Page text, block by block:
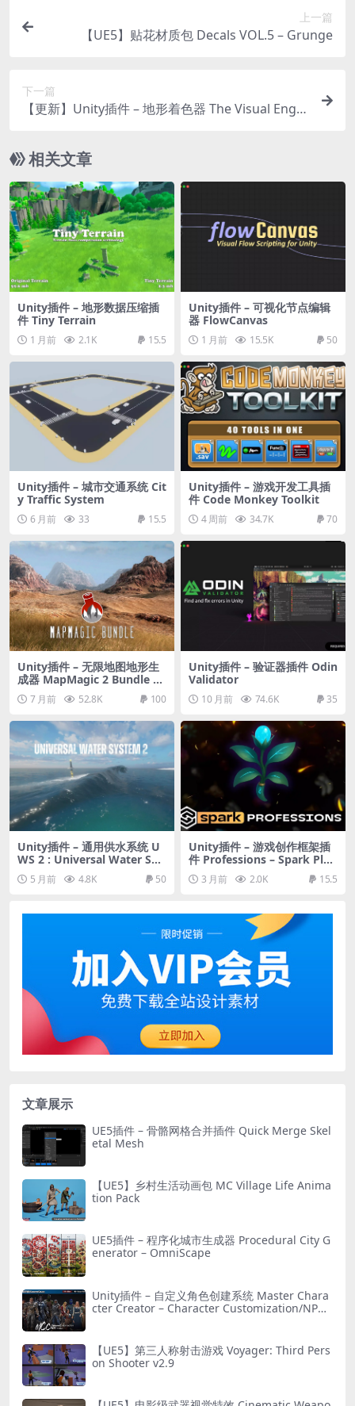
上一篇
【UE5】贴花材质包 Decals VOL.5 – Grunge
下一篇
【更新】Unity插件 – 地形着色器 The Visual Engin
相关文章
Unity插件 – 地形数据压缩插
件 Tiny Terrain
1 月前 2.1K 15.5
Unity插件 – 可视化节点编辑
器 FlowCanvas
1 月前 15.5K 50
Unity插件 – 城市交通系统 Cit
y Traffic System
6 月前 33 15.5
Unity插件 – 游戏开发工具插
件 Code Monkey Toolkit
4 周前 34.7K 70
Unity插件 – 无限地图地形生
成器 MapMagic 2 Bundle +
教程7 月前 52.8K 100
Unity插件 – 验证器插件 Odin
Validator
10 月前 74.6K 35
Unity插件 – 通用供水系统 U
WS 2 : Universal Water Sys
tem 2 For URP & Mobile Re
ady5 月前 4.8K 50
Unity插件 – 游戏创作框架插
件 Professions – Spark Plug
in 3 月前 2.0K 15.5
文章展示
UE5插件 – 骨骼网格合并插件 Quick Merge Skel
etal Mesh
【UE5】乡村生活动画包 MC Village Life Anima
tion Pack
UE5插件 – 程序化城市生成器 Procedural City G
enerator – OmniScape
Unity插件 – 自定义角色创建系统 Master Chara
cter Creator – Character Customization/NPC
【UE5】第三人称射击游戏 Voyager: Third Pers
on Shooter v2.9